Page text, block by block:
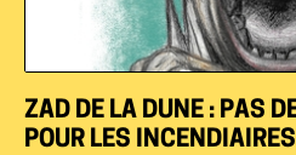
ZAD DE LA DUNE : PAS
POUR LES INCENDIAIRES